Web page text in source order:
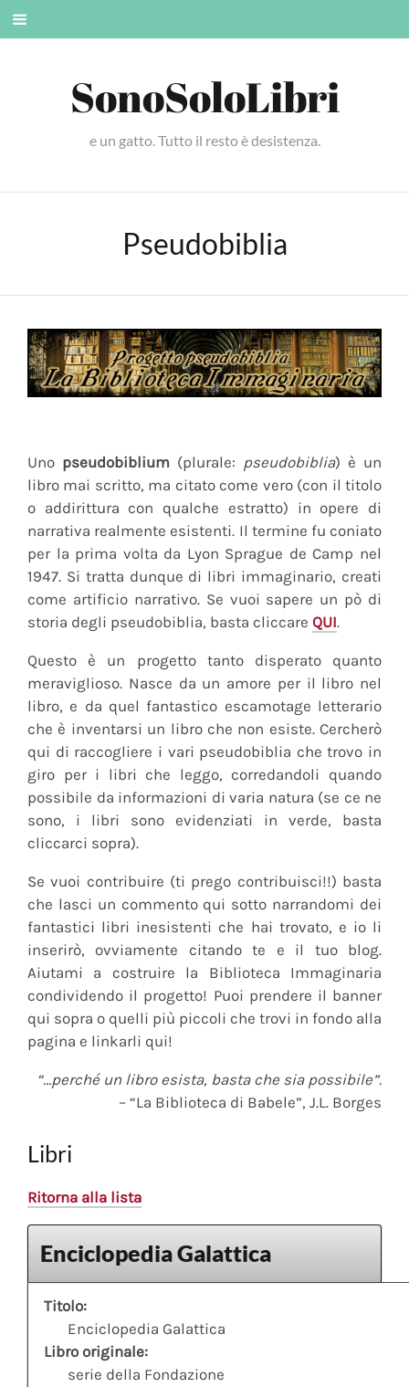
Skip
SonoSoloLibri
e un gatto. Tutto il resto è desistenza.
Pseudobiblia
Uno pseudobiblium (plurale: pseudobiblia) è un
libro mai scritto, ma citato come vero (con il titolo
o addirittura con qualche estratto) in opere di
narrativa realmente esistenti. Il termine fu coniato
per la prima volta da Lyon Sprague de Camp nel
1947. Si tratta dunque di libri immaginario, creati
come artificio narrativo. Se vuoi sapere un pò di
storia degli pseudobiblia, basta cliccare QUI.
Questo è un progetto tanto disperato quanto
meraviglioso. Nasce da un amore per il libro nel
libro, e da quel fantastico escamotage letterario
che è inventarsi un libro che non esiste. Cercherò
qui di raccogliere i vari pseudobiblia che trovo in
giro per i libri che leggo, corredandoli quando
possibile da informazioni di varia natura (se ce ne
sono, i libri sono evidenziati in verde, basta
cliccarci sopra).
Se vuoi contribuire (ti prego contribuisci!!) basta
che lasci un commento qui sotto narrandomi dei
fantastici libri inesistenti che hai trovato, e io li
inserirò, ovviamente citando te e il tuo blog.
Aiutami a costruire la Biblioteca Immaginaria
condividendo il progetto! Puoi prendere il banner
qui sopra o quelli più piccoli che trovi in fondo alla
pagina e linkarli qui!
“…perché un libro esista, basta che sia possibile”.
– “La Biblioteca di Babele”, J.L. Borges
Libri
Ritorna alla lista
Enciclopedia Galattica
Titolo:
Enciclopedia Galattica
Libro originale:
serie della Fondazione